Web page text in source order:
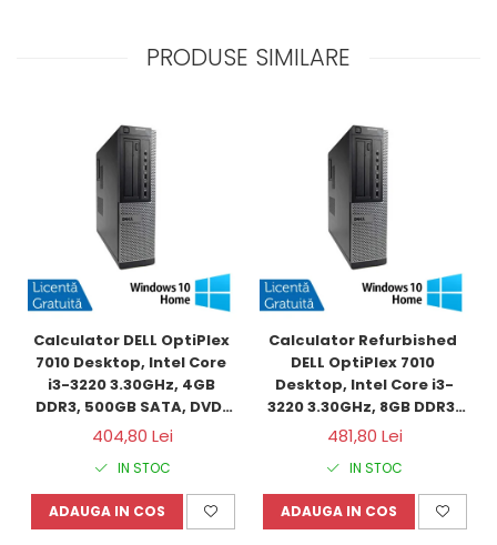
PRODUSE SIMILARE
Calculator DELL OptiPlex
7010 Desktop, Intel Core
i3-3220 3.30GHz, 4GB
DDR3, 500GB SATA, DVD-
RW + Windows 10 Home
404,80 Lei
IN STOC
ADAUGA IN COS
Calculator Refurbished
DELL OptiPlex 7010
Desktop, Intel Core i3-
3220 3.30GHz, 8GB DDR3,
120GB SSD + Windows 10
Home
481,80 Lei
IN STOC
ADAUGA IN COS